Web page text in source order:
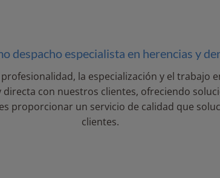
despacho especialista en herencias y
la especialización y el trabajo
con nuestros clientes, ofreciendo
proporcionar un servicio de calidad que
clientes.